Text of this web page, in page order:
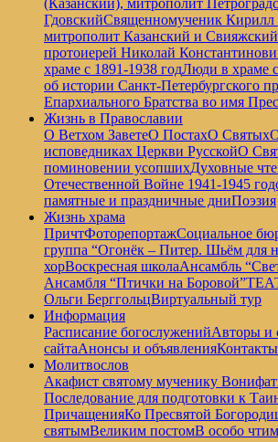
(Казанский), митрополит
ГдовскийСвященномученик
митрополит Казанский и Свияжский
протоиерей Николай
храме с 1891-1938 годЛюди в храме
об истории Санкт-Петербургского
Епархиального Братства во имя
Жизнь в Православии
О Ветхом ЗаветеО ПостахО Святых
исповедниках Церкви РусскойО
поминовении усопшихДуховные
Отечественной Войне 1941-1945
памятные и праздничные дниПоэзия
Жизнь храма
ПричтФоторепортажСоциальное
группа “Огонёк – Питер. Шьём для
хорВоскресная школаАнсамбль
Ансамбля “Птички на Боровой”
Ольги БерггольцВиртуальный тур
Информация
Расписание богослуженийАвторы и
сайтаАнонсы и объявленияКонтакты
Молитвослов
Акафист святому мученику
Последование для подготовки к
ПричащенияКо Пресвятой
святымВеликим постомВ особо